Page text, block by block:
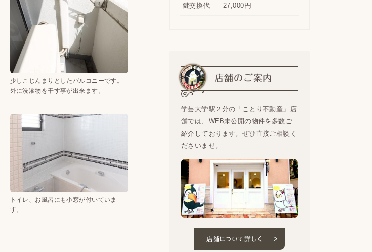
少しこじんまりとしたバルコニーです。
外に洗濯物を干す事が出来ます。
トイレ、お風呂にも小窓が付いていま
す。
鍵交換代 27,000円
店舗のご案内
学芸大学駅２分の「ことり不動産」店
舗では、WEB未公開の物件を多数ご
紹介しております。ぜひ直接ご相談く
ださいませ。
店舗について詳しく